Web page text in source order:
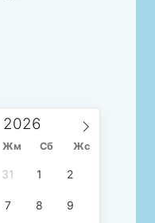
Жм Сб Жс
31 1 2
7 8 9